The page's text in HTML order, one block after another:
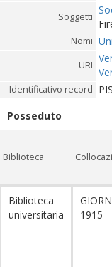
Soggetti
Nomi
URI
Identificativo record
Posseduto
Biblioteca
Biblioteca
universitaria
1915